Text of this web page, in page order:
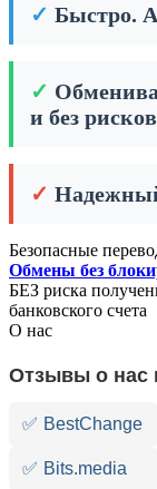
✓ Быстро.
✓
и без
✓
Безопасные
Обмены без
БЕЗ риска
банковского счета
О нас
Отзывы о нас
✅ BestChange
✅ Bits.media